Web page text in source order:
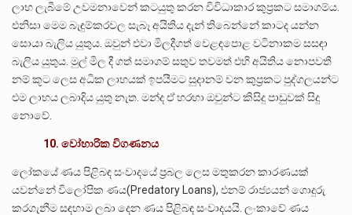
ලාභ ලැබීමේ උවමනාවෙන් කටයුතු කරන විවිධාකාර කුප්‍රකට සමාගම්ය.
එනිසා මෙම බැඳුම්කරවල සැබෑ අයිතිය දැන් තිබෙන්නේ කාටද යන්න
සොයා බැලිය යුතුය. ඔවුන් එවා මිලදීගත් වෙළඳපොළ වටිනාකම සසඳා
බැලිය යුතුය. මුල් මිල දී ගත් සමාගම් සතුව තවමත් එහි අයිතිය නොපවතී
නම් කූට ලෙස අධික ලාභයක් ඉපයීමට සුදානම් වන කුප්‍රකට පුද්ගලයන්ට
එම ලාභය ලබාදිය යුතු නැත. මන්ද ඒ හරහා ඔවුන්ට කිසිදු පාඩුවක් සිදු
නොවේ.
10. වෝහාරික විගණනය
ලෝකයේ ණය පිළිබඳ සංවාදයේ ප්‍රබල ලෙස මතුකරන කාරණයක්
යවන්නේ විලෝපික ණය(Predatory Loans), එනම් රාජ්‍යයන් ගොදුරු
කරගැනීම සඳහාම ලබා දෙන ණය පිළිබඳ සංවාදයයි. ලංකාවේ ණය